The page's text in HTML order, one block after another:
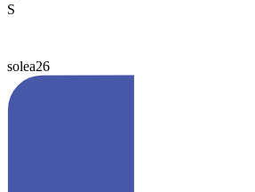
S
solea26